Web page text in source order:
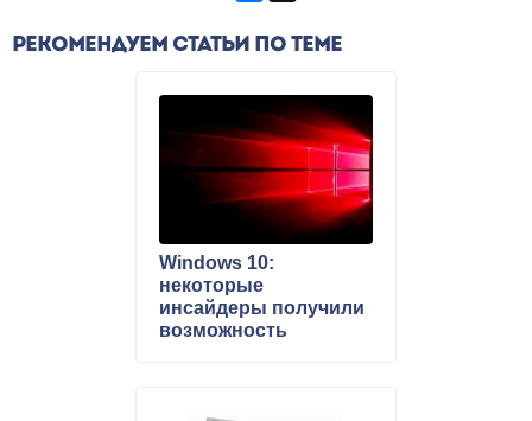
РЕКОМЕНДУЕМ СТАТЬИ ПО ТЕМЕ
Windows 10:
некоторые
инсайдеры получили
возможность